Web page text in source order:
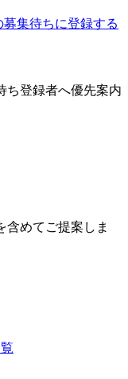
集待ちに登録する
ち登録者へ優先案内
含めてご提案しま